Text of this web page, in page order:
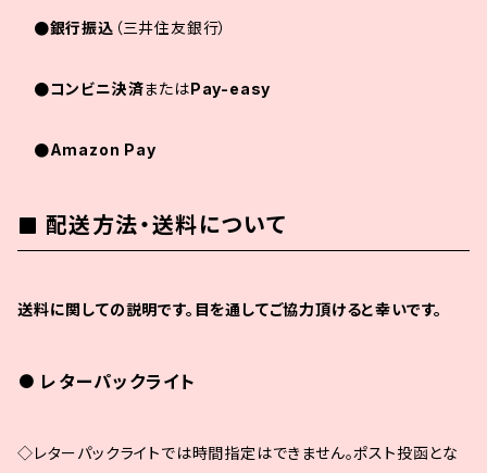
●銀行振込 （三井住友銀行）
●コンビニ決済またはPay-easy
●Amazon Pay
配送方法・送料について
送料に関しての説明です。目を通してご協力頂けると幸いです。
レターパックライト
◇レターパックライトでは時間指定はできません。ポスト投函とな